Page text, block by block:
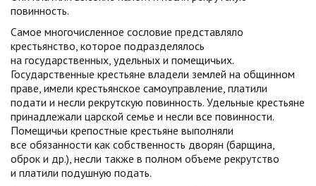
повинность.
Самое многочисленное сословие представляло
крестьянство, которое подразделялось
на государственных, удельных и помещичьих.
Государственные крестьяне владели землей на общинном
праве, имели крестьянское самоуправление, платили
подати и несли рекрутскую повинность. Удельные крестьяне
принадлежали царской семье и несли все повинности.
Помещичьи крепостные крестьяне выполняли
все обязанности как собственность дворян (барщина,
оброк и др.), несли также в полном объеме рекрутство
и платили подушную подать.